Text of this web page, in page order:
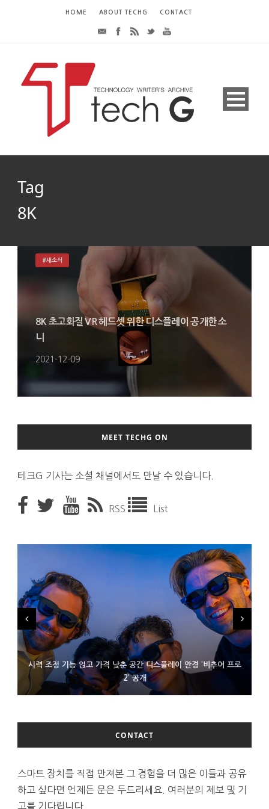
HOME ABOUT TECHG CONTACT
Tag
8K
8K 초고화질 VR 헤드셋 위한 디스플레이 공개한 소
니
2021-12-09
#새소식
MEET TECHG ON
테크G 기사는 소셜 채널에서도 만날 수 있습니다.
RSS List
시력 조정 기능 얹고 가격 낮춘 공간 디스플레이 안경 ‘비추어 프로
2’ 공개
D램 부족에 10억달러어치 아이폰18 프로세서 패키징 대기 중
300~400달러 반지형 스피커 준비하는 오픈AI
CONTACT
스마트 장치를 직접 만져본 그 경험을 더 많은 이들과 공유
하고 싶다면 언제든 문은 두드리세요. 여러분의 제보 및 기
고를 기다립니다.